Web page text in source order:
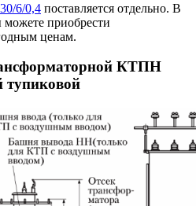
6/0,4 поставляется отдельно. В
приобрести
ценам.
КТПН
тупиковой